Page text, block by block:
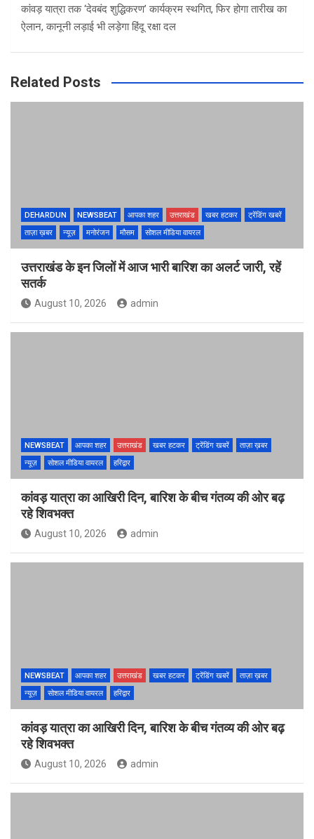
कांवड़ यात्रा तक ‘देवबंद शुद्धिकरण’ कार्यक्रम स्थगित, फिर होगा तारीख का
ऐलान, कानूनी लड़ाई भी लड़ेगा हिंदू रक्षा दल
Related Posts
DEHARDUN NEWSBEAT आपका शहर उत्तराखंड खबर हटकर
ट्रेंडिंग खबरें
ताज़ा ख़बर
न्यूज़ मनोरंजन मौसम सोशल मीडिया वायरल
उत्तराखंड के इन जिलों में आज भारी बारिश का अलर्ट जारी, रहें
सतर्क
August 10, 2026 admin
NEWSBEAT आपका शहर उत्तराखंड खबर हटकर ट्रेंडिंग खबरें
ताज़ा ख़बर
न्यूज़
सोशल मीडिया वायरल हरिद्वार
कांवड़ यात्रा का आखिरी दिन, बारिश के बीच गंतव्य की ओर बढ़
रहे शिवभक्त
August 10, 2026 admin
NEWSBEAT आपका शहर उत्तराखंड खबर हटकर ट्रेंडिंग खबरें
ताज़ा ख़बर
न्यूज़
सोशल मीडिया वायरल हरिद्वार
कांवड़ यात्रा का आखिरी दिन, बारिश के बीच गंतव्य की ओर बढ़
रहे शिवभक्त
August 10, 2026 admin